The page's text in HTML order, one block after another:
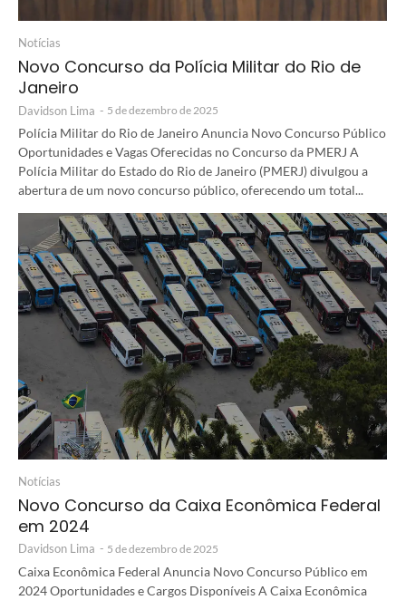
Notícias
Novo Concurso da Polícia Militar do Rio de
Janeiro
Davidson Lima - 5 de dezembro de 2025
Polícia Militar do Rio de Janeiro Anuncia Novo Concurso Público
Oportunidades e Vagas Oferecidas no Concurso da PMERJ A
Polícia Militar do Estado do Rio de Janeiro (PMERJ) divulgou a
abertura de um novo concurso público, oferecendo um total...
Notícias
Novo Concurso da Caixa Econômica Federal
em 2024
Davidson Lima - 5 de dezembro de 2025
Caixa Econômica Federal Anuncia Novo Concurso Público em
2024 Oportunidades e Cargos Disponíveis A Caixa Econômica